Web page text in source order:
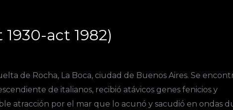
act 1982)
de Rocha, La Boca, ciudad de Buenos Aires. Se
de italianos, recibió atávicos genes fenicios y
atracción por el mar que lo acunó y sacudió en ondas